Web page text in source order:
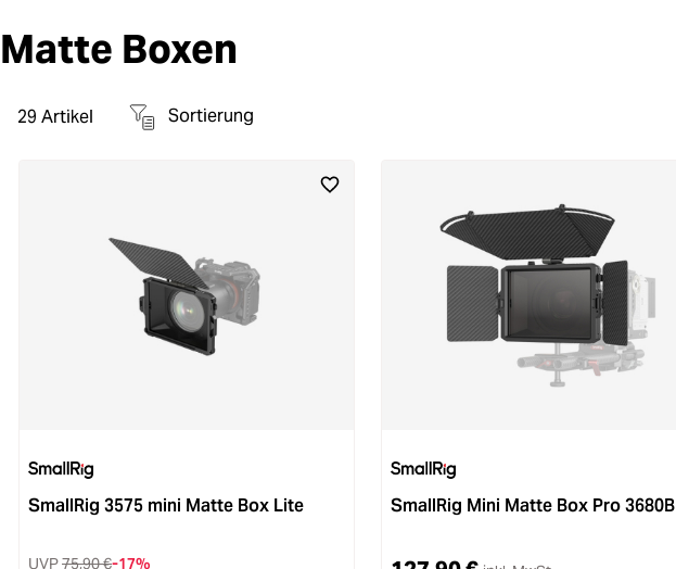
Matte Boxen
29 Artikel Sortierung
SmallRig 3575 mini Matte Box Lite
UVP75,90 €-17%
SmallRig Mini Matte Box Pro 3680B